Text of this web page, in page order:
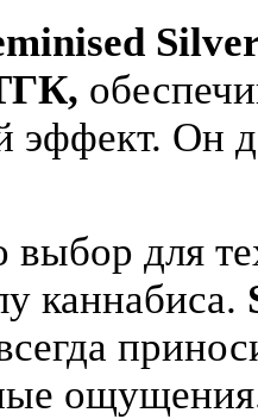
эффект. Он
выбор для
каннабиса.